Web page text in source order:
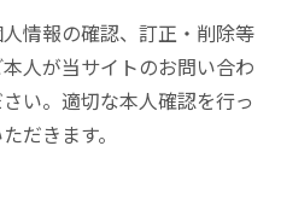
情報の確認、訂正・削除等
人が当サイトのお問い合わ
い。適切な本人確認を行っ
だきます。